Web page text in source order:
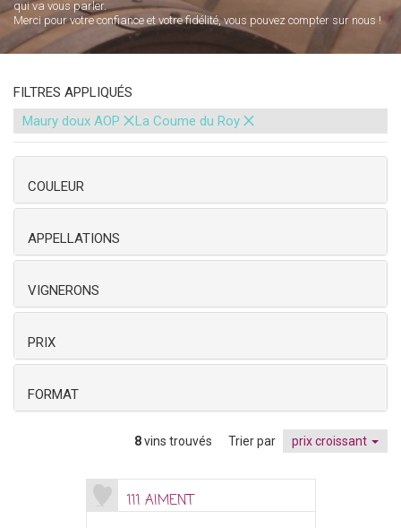
qui va vous parler.
Merci pour votre confiance et votre fidélité, vous pouvez compter sur nous !
FILTRES APPLIQUÉS
Maury doux AOP ×La Coume du Roy ×
COULEUR
APPELLATIONS
VIGNERONS
PRIX
FORMAT
8vins trouvés Trier par prix croissant
111 AIMENT